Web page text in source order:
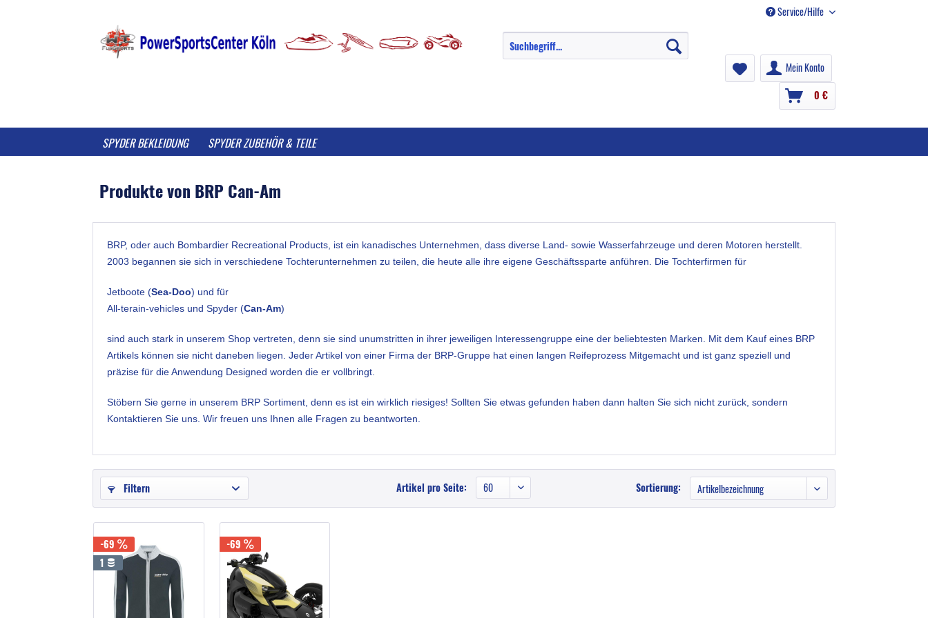
Service/Hilfe
Mein Konto
0 €
SPYDER BEKLEIDUNG SPYDER ZUBEHÖR & TEILE
Produkte von BRP Can-Am
BRP, oder auch Bombardier Recreational Products, ist ein kanadisches Unternehmen, dass diverse Land- sowie Wasserfahrzeuge und deren Motoren herstellt.
2003 begannen sie sich in verschiedene Tochterunternehmen zu teilen, die heute alle ihre eigene Geschäftssparte anführen. Die Tochterfirmen für
Jetboote (Sea-Doo) und für
All-terain-vehicles und Spyder (Can-Am)
sind auch stark in unserem Shop vertreten, denn sie sind unumstritten in ihrer jeweiligen Interessengruppe eine der beliebtesten Marken. Mit dem Kauf eines BRP
Artikels können sie nicht daneben liegen. Jeder Artikel von einer Firma der BRP-Gruppe hat einen langen Reifeprozess Mitgemacht und ist ganz speziell und
präzise für die Anwendung Designed worden die er vollbringt.
Stöbern Sie gerne in unserem BRP Sortiment, denn es ist ein wirklich riesiges! Sollten Sie etwas gefunden haben dann halten Sie sich nicht zurück, sondern
Kontaktieren Sie uns. Wir freuen uns Ihnen alle Fragen zu beantworten.
Filtern Sortierung:
Artikel pro Seite:
-69
1
-69